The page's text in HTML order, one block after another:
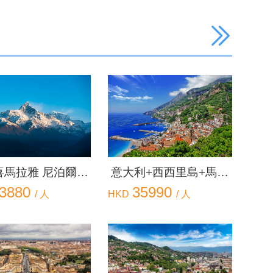
馬拉雅 尼泊爾九
天之旅
/ 人
意大利+西西里島+馬耳
他 美麗傳說十二天之旅
HKD 35990/ 人